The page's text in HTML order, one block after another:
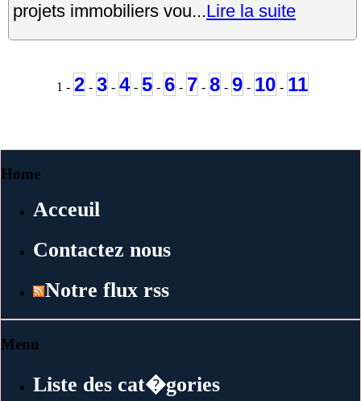
projets immobiliers vou...Lire la suite
1 - 2 - 3 - 4 - 5 - 6 - 7 - 8 - 9 - 10 - 11
Home
Acceuil
Contactez nous
Notre flux rss
Menu
Liste des cat�gories